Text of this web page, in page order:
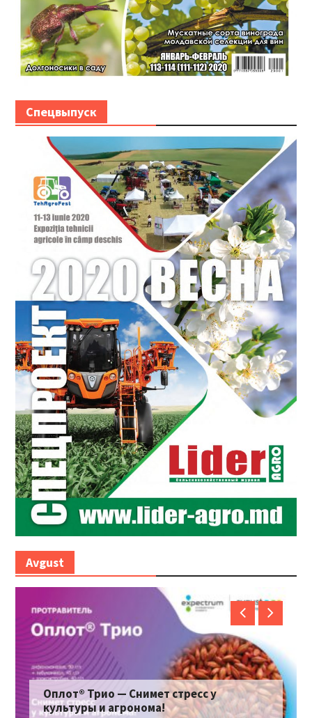
Спецвыпуск
Avgust
Оплот® Трио — Снимет стресс у
культуры и агронома!